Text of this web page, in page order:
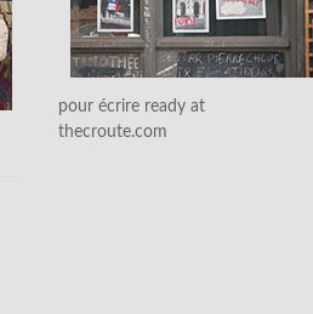
pour écrire ready at
thecroute.com